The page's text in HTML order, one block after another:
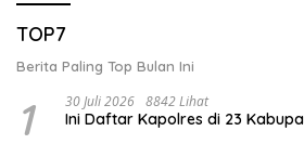
TOP7
Berita Paling Top Bulan Ini
1 30 Juli 2026 8842 Lihat
Ini Daftar Kapolres di 23